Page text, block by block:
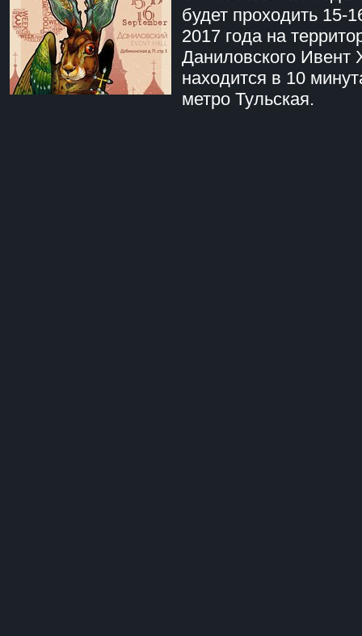
будет проходить 15-
2017 года на
Даниловского Ивент
находится в 10
метро Тульская.